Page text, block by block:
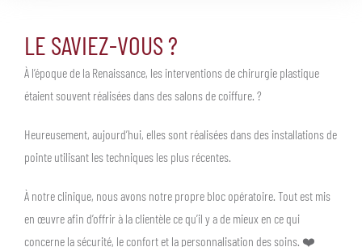
LE SAVIEZ-VOUS ?
À l’époque de la Renaissance, les interventions de chirurgie plastique
étaient souvent réalisées dans des salons de coiffure. ?
Heureusement, aujourd’hui, elles sont réalisées dans des installations de
pointe utilisant les techniques les plus récentes.
À notre clinique, nous avons notre propre bloc opératoire. Tout est mis
en œuvre afin d’offrir à la clientèle ce qu’il y a de mieux en ce qui
concerne la sécurité, le confort et la personnalisation des soins. ❤️